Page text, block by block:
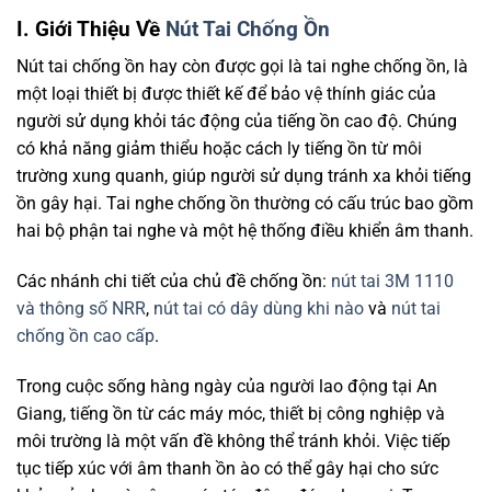
I. Giới Thiệu Về Nút Tai Chống Ồn
Nút tai chống ồn hay còn được gọi là tai nghe chống ồn, là
một loại thiết bị được thiết kế để bảo vệ thính giác của
người sử dụng khỏi tác động của tiếng ồn cao độ. Chúng
có khả năng giảm thiểu hoặc cách ly tiếng ồn từ môi
trường xung quanh, giúp người sử dụng tránh xa khỏi tiếng
ồn gây hại. Tai nghe chống ồn thường có cấu trúc bao gồm
hai bộ phận tai nghe và một hệ thống điều khiển âm thanh.
Các nhánh chi tiết của chủ đề chống ồn: nút tai 3M 1110
và thông số NRR, nút tai có dây dùng khi nào và nút tai
chống ồn cao cấp.
Trong cuộc sống hàng ngày của người lao động tại An
Giang, tiếng ồn từ các máy móc, thiết bị công nghiệp và
môi trường là một vấn đề không thể tránh khỏi. Việc tiếp
tục tiếp xúc với âm thanh ồn ào có thể gây hại cho sức